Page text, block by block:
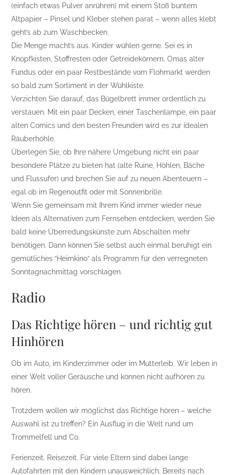
(einfach etwas Pulver anrühren) mit einem Stoß buntem
Altpapier – Pinsel und Kleber stehen parat – wenn alles klebt
geht’s ab zum Waschbecken.
Die Menge macht’s aus. Kinder wühlen gerne. Sei es in
Knopfkisten, Stoffresten oder Getreidekörnern. Omas alter
Fundus oder ein paar Restbestände vom Flohmarkt werden
so bald zum Sortiment in der Wühlkiste.
Verzichten Sie darauf, das Bügelbrett immer ordentlich zu
verstauen. Mit ein paar Decken, einer Taschenlampe, ein paar
alten Comics und den besten Freunden wird es zur idealen
Räuberhöhle.
Überlegen Sie, ob Ihre nähere Umgebung nicht ein paar
besondere Plätze zu bieten hat (alte Ruine, Höhlen, Bäche
und Flussufer) und brechen Sie auf zu neuen Abenteuern –
egal ob im Regenoutfit oder mit Sonnenbrille.
Wenn Sie gemeinsam mit Ihrem Kind immer wieder neue
Ideen als Alternativen zum Fernsehen entdecken, werden Sie
bald keine Überredungskünste zum Abschalten mehr
benötigen. Dann können Sie selbst auch einmal beruhigt ein
gemütliches “Heimkino” als Programm für den verregneten
Sonntagnachmittag vorschlagen.
Radio
Das Richtige hören – und richtig gut
Hinhören
Ob im Auto, im Kinderzimmer oder im Mutterleib. Wir leben in
einer Welt voller Geräusche und können nicht aufhören zu
hören.
Trotzdem wollen wir möglichst das Richtige hören – welche
Auswahl ist zu treffen? Ein Ausflug in die Welt rund um
Trommelfell und Co.
Ferienzeit. Reisezeit. Für viele Eltern sind dabei lange
Autofahrten mit den Kindern unausweichlich. Bereits nach